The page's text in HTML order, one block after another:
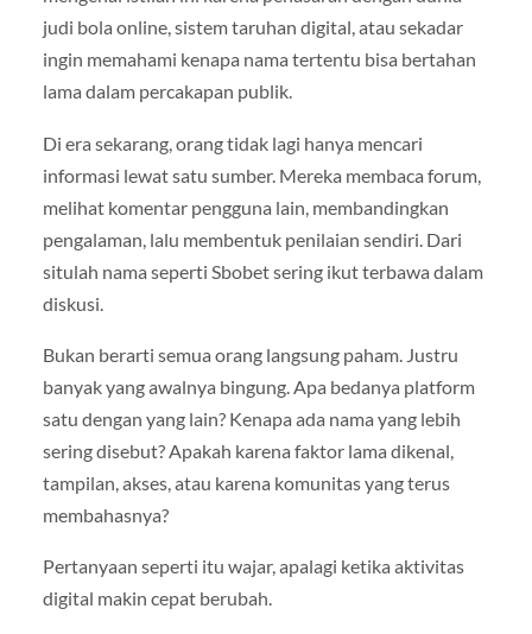
judi bola online, sistem taruhan digital, atau sekadar
ingin memahami kenapa nama tertentu bisa bertahan
lama dalam percakapan publik.
Di era sekarang, orang tidak lagi hanya mencari
informasi lewat satu sumber. Mereka membaca forum,
melihat komentar pengguna lain, membandingkan
pengalaman, lalu membentuk penilaian sendiri. Dari
situlah nama seperti Sbobet sering ikut terbawa dalam
diskusi.
Bukan berarti semua orang langsung paham. Justru
banyak yang awalnya bingung. Apa bedanya platform
satu dengan yang lain? Kenapa ada nama yang lebih
sering disebut? Apakah karena faktor lama dikenal,
tampilan, akses, atau karena komunitas yang terus
membahasnya?
Pertanyaan seperti itu wajar, apalagi ketika aktivitas
digital makin cepat berubah.